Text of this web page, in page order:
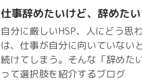
仕事辞めたいけど、辞めた
自分に厳しいHSP、人にどう思
は、仕事が自分に向いていない
続けてしまう。そんな「辞めた
って選択肢を紹介するブログ